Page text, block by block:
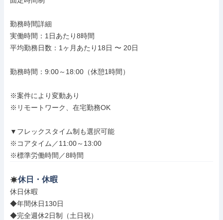
勤務時間詳細
実働時間：1日あたり8時間
平均勤務日数：1ヶ月あたり18日 〜 20日
勤務時間：9:00～18:00（休憩1時間）
※案件により変動あり
※リモートワーク、在宅勤務OK
▼フレックスタイム制も選択可能
※コアタイム／11:00～13:00
※標準労働時間／8時間
休日・休暇
休日休暇
◆年間休日130日
◆完全週休2日制（土日祝）